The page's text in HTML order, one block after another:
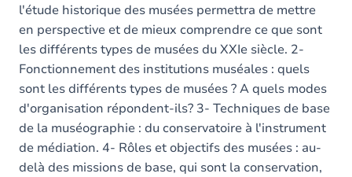
l'étude historique des musées permettra de mettre
en perspective et de mieux comprendre ce que sont
les différents types de musées du XXIe siècle. 2-
Fonctionnement des institutions muséales : quels
sont les différents types de musées ? A quels modes
d'organisation répondent-ils? 3- Techniques de base
de la muséographie : du conservatoire à l'instrument
de médiation. 4- Rôles et objectifs des musées : au-
delà des missions de base, qui sont la conservation,